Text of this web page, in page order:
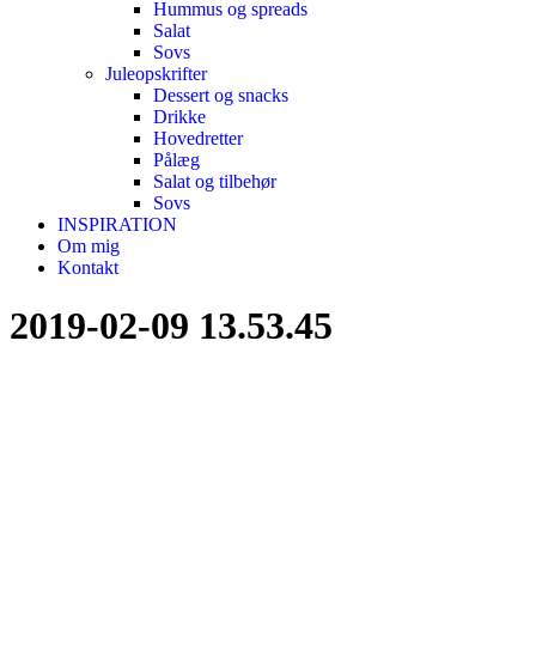
Hummus og spreads
Salat
Sovs
Juleopskrifter
Dessert og snacks
Drikke
Hovedretter
Pålæg
Salat og tilbehør
Sovs
INSPIRATION
Om mig
Kontakt
2019-02-09 13.53.45